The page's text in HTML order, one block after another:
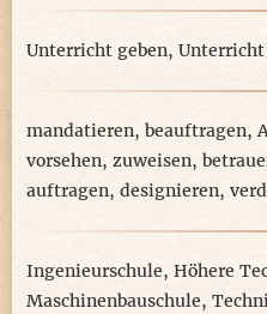
Unterricht geben,
mandatieren, beauftragen,
vorsehen, zuweisen,
auftragen, designieren,
Ingenieurschule, Höhere
Maschinenbauschule,